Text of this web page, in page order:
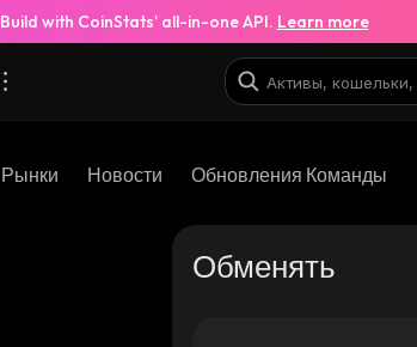
Build with CoinStats’ all-in-one API. Learn more
Рынки Новости Обновления Команды
Обменять